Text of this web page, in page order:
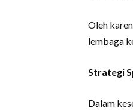
Oleh
lembaga
Strategi
Dalam